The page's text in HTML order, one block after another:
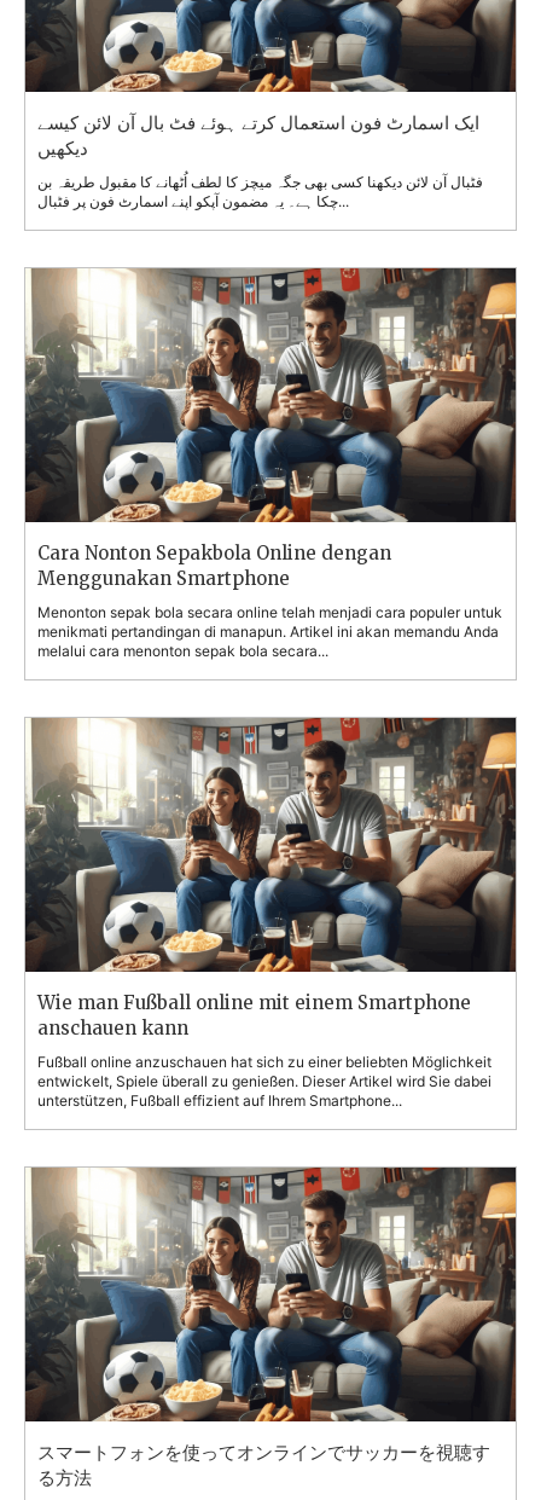
ایک اسمارٹ فون استعمال کرتے ہوئے فٹ بال آن لائن کیسے
دیکھیں
فٹبال آن لائن دیکھنا کسی بھی جگہ میچز کا لطف اُٹھانے کا مقبول طریقہ بن
چکا ہے۔ یہ مضمون آپکو اپنے اسمارٹ فون پر فٹبال...
Cara Nonton Sepakbola Online dengan
Menggunakan Smartphone
Menonton sepak bola secara online telah menjadi cara populer untuk
menikmati pertandingan di manapun. Artikel ini akan memandu Anda
melalui cara menonton sepak bola secara...
Wie man Fußball online mit einem Smartphone
anschauen kann
Fußball online anzuschauen hat sich zu einer beliebten Möglichkeit
entwickelt, Spiele überall zu genießen. Dieser Artikel wird Sie dabei
unterstützen, Fußball effizient auf Ihrem Smartphone...
スマートフォンを使ってオンラインでサッカーを視聴す
る方法